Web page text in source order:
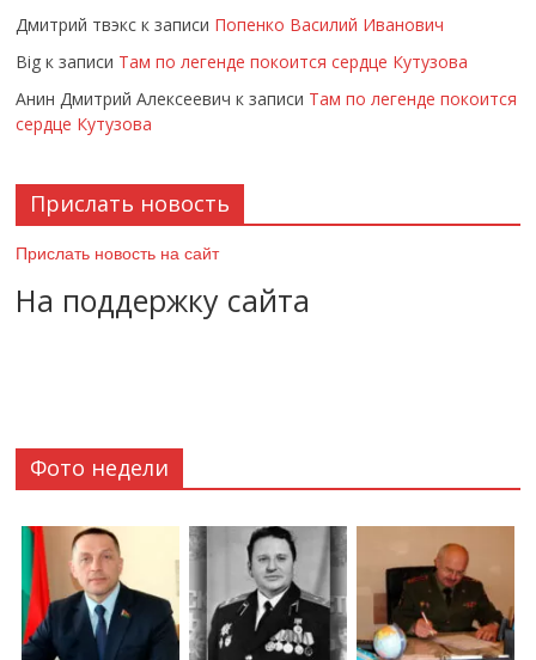
Дмитрий твэкс к записи Попенко Василий Иванович
Big к записи Там по легенде покоится сердце Кутузова
Анин Дмитрий Алексеевич к записи Там по легенде покоится
сердце Кутузова
Прислать новость
Прислать новость на сайт
На поддержку сайта
Фото недели